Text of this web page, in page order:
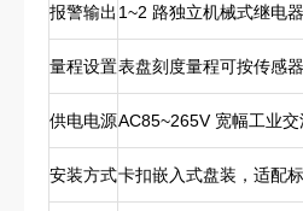
报警输出 1~2 路独立机械式继电
量程设置表盘刻度量程可按传感
供电电源AC85~265V 宽幅工业
安装方式卡扣嵌入式盘装，适配